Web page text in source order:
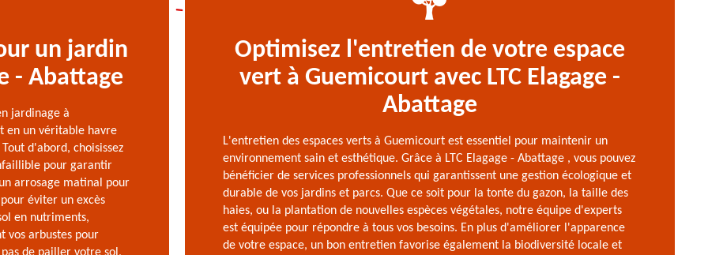
un jardin
- Abattage
jardinage à
en un véritable havre
d'abord, choisissez
pour garantir
arrosage matinal pour
éviter un excès
en nutriments,
vos arbustes pour
Optimisez l'entretien de votre espace
vert à Guemicourt avec LTC Elagage -
Abattage
L'entretien des espaces verts à Guemicourt est essentiel pour maintenir un
environnement sain et esthétique. Grâce à LTC Elagage - Abattage , vous pouvez
bénéficier de services professionnels qui garantissent une gestion écologique et
durable de vos jardins et parcs. Que ce soit pour la tonte du gazon, la taille des
haies, ou la plantation de nouvelles espèces végétales, notre équipe d'experts
est équipée pour répondre à tous vos besoins. En plus d'améliorer l'apparence
de votre espace, un bon entretien favorise également la biodiversité locale et